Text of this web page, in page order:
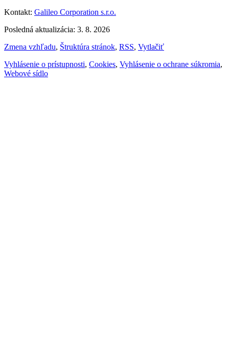
Kontakt: Galileo Corporation s.r.o.
Posledná aktualizácia: 3. 8. 2026
Zmena vzhľadu, Štruktúra stránok, RSS, Vytlačiť
Vyhlásenie o prístupnosti, Cookies, Vyhlásenie o ochrane súkromia,
Webové sídlo